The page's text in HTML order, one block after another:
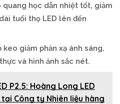
quang học dẫn nhiệt tốt, giảm
tuổi thọ LED lên đến
keo giảm phản xạ ánh sáng,
và hình ảnh sắc nét.
P2.5: Hoàng Long LED
Công ty Nhiên liệu hàng